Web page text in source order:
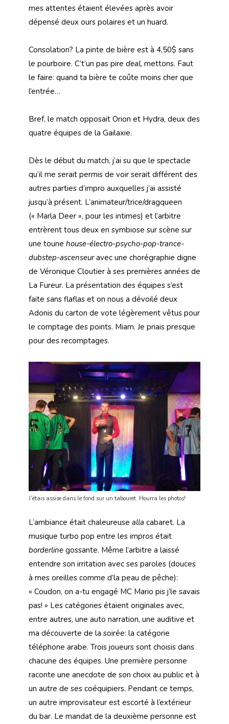
mes attentes étaient élevées après avoir
dépensé deux ours polaires et un huard.
Consolation? La pinte de bière est à 4,50$ sans
le pourboire. C’t’un pas pire deal, mettons. Faut
le faire: quand ta bière te coûte moins cher que
l’entrée…
Bref, le match opposait Orion et Hydra, deux des
quatre équipes de la Gailaxie.
Dès le début du match, j’ai su que le spectacle
qu’il me serait permis de voir serait différent des
autres parties d’impro auxquelles j’ai assisté
jusqu’à présent. L’animateur/trice/dragqueen
(« Marla Deer », pour les intimes) et l’arbitre
entrèrent tous deux en symbiose sur scène sur
une toune house-électro-psycho-pop-trance-
dubstep-ascenseuravec une chorégraphie digne
de Véronique Cloutier à ses premières années de
La Fureur. La présentation des équipes s’est
faite sans flaflas et on nous a dévoilé deux
Adonis du carton de vote légèrement vêtus pour
le comptage des points. Miam. Je priais presque
pour des recomptages.
J’étais assise dans le fond sur un tabouret. Hourra les photos!
L’ambiance était chaleureuse alla cabaret. La
musique turbo pop entre les impros était
borderline gossante. Même l’arbitre a laissé
entendre son irritation avec ses paroles (douces
à mes oreilles comme d’la peau de pêche):
« Coudon, on a-tu engagé MC Mario pis j’le savais
pas! » Les catégories étaient originales avec,
entre autres, une auto narration, une auditive et
ma découverte de la soirée: la catégorie
téléphone arabe. Trois joueurs sont choisis dans
chacune des équipes. Une première personne
raconte une anecdote de son choix au public et à
un autre de ses coéquipiers. Pendant ce temps,
un autre improvisateur est escorté à l’extérieur
du bar. Le mandat de la deuxième personne est